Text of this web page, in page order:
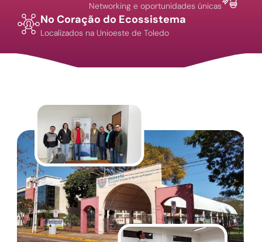
Networking e oportunidades únicas
No Coração do Ecossistema
Localizados na Unioeste de Toledo